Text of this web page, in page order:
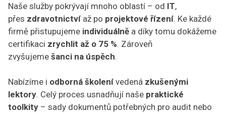
Naše služby pokrývají mnoho oblastí – od IT,
přes zdravotnictvíaž po projektové řízení. Ke každé
firmě přistupujeme individuálněa díky tomu dokážeme
certifikaci zrychlit až o 75 %. Zároveň
zvyšujeme šanci na úspěch.
Nabízíme i odborná školenívedená zkušenými
lektory. Celý proces usnadňují naše praktické
toolkity– sady dokumentů potřebných pro audit nebo